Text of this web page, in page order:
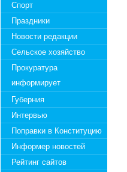
Спорт
Праздники
Новости редакции
Сельское хозяйство
Прокуратура
информирует
Губерния
Интервью
Поправки в Конституцию
Информер новостей
Рейтинг сайтов